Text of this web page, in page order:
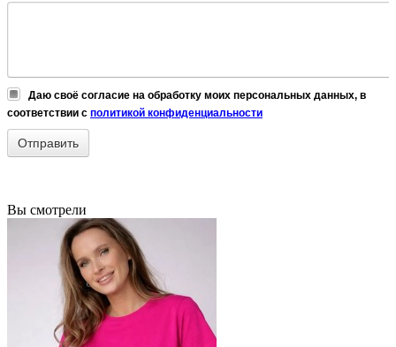
Даю своё согласие на обработку моих персональных данных, в
соответствии с политикой конфиденциальности
Вы смотрели